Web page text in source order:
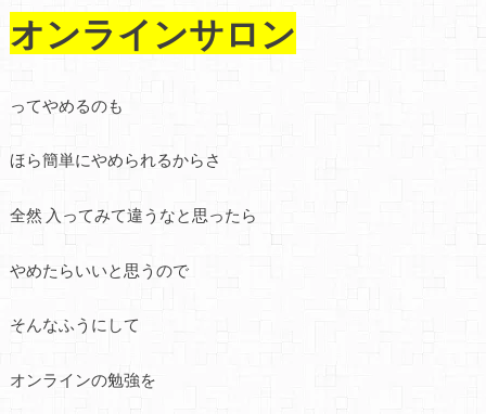
オンラインサロン
ってやめるのも
ほら簡単にやめられるからさ
全然 入ってみて違うなと思ったら
やめたらいいと思うので
そんなふうにして
オンラインの勉強を